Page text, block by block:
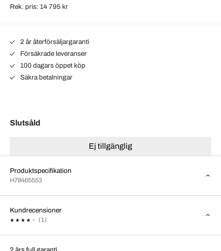
Rek. pris: 14 795 kr
2 år återförsäljargaranti
Försäkrade leveranser
100 dagars öppet köp
Säkra betalningar
Slutsåld
Ej tillgänglig
Produktspecifikation
H78465553
Kundrecensioner
(1)